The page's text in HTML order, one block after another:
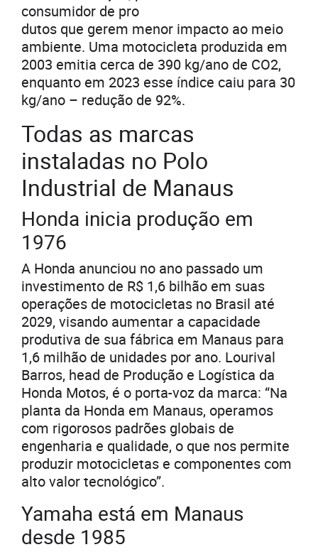
consumidor de pro
dutos que gerem menor impacto ao meio
ambiente. Uma motocicleta produzida em
2003 emitia cerca de 390 kg/ano de CO2,
enquanto em 2023 esse índice caiu para 30
kg/ano – redução de 92%.
Todas as marcas
instaladas no Polo
Industrial de Manaus
Honda inicia produção em
1976
A Honda anunciou no ano passado um
investimento de R$ 1,6 bilhão em suas
operações de motocicletas no Brasil até
2029, visando aumentar a capacidade
produtiva de sua fábrica em Manaus para
1,6 milhão de unidades por ano. Lourival
Barros, head de Produção e Logística da
Honda Motos, é o porta-voz da marca: “Na
planta da Honda em Manaus, operamos
com rigorosos padrões globais de
engenharia e qualidade, o que nos permite
produzir motocicletas e componentes com
alto valor tecnológico”.
Yamaha está em Manaus
desde 1985